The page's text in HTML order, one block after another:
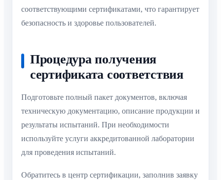
соответствующими сертификатами, что гарантирует
безопасность и здоровье пользователей.
Процедура получения
сертификата соответствия
Подготовьте полный пакет документов, включая
техническую документацию, описание продукции и
результаты испытаний. При необходимости
используйте услуги аккредитованной лаборатории
для проведения испытаний.
Обратитесь в центр сертификации, заполнив заявку